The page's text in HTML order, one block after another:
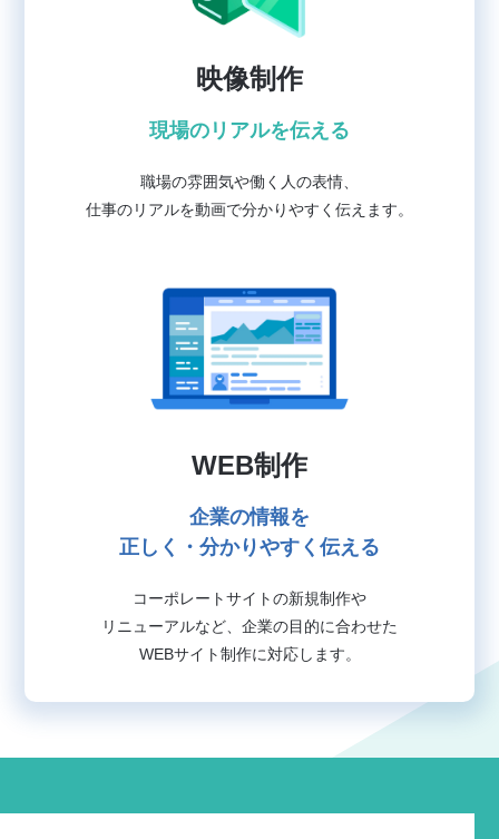
映像制作
現場のリアルを伝える
職場の雰囲気や働く人の表情、
仕事のリアルを動画で分かりやすく伝えます。
WEB制作
企業の情報を
正しく・分かりやすく伝える
コーポレートサイトの新規制作や
リニューアルなど、 企業の目的に合わせた
WEBサイト制作に対応します。